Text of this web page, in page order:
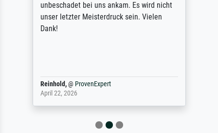
unbeschadet bei uns ankam. Es wird nicht
unser letzter Meisterdruck sein. Vielen
Dank!
Reinhold,@ ProvenExpert
April 22, 2026